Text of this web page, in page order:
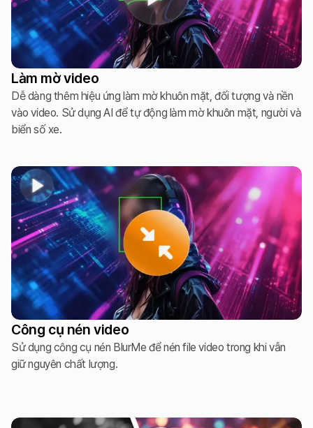
Làm mờ video
Dễ dàng thêm hiệu ứng làm mờ khuôn mặt, đối tượng và nền
vào video. Sử dụng AI để tự động làm mờ khuôn mặt, người và
biển số xe.
Công cụ nén video
Sử dụng công cụ nén BlurMe để nén file video trong khi vẫn
giữ nguyên chất lượng.